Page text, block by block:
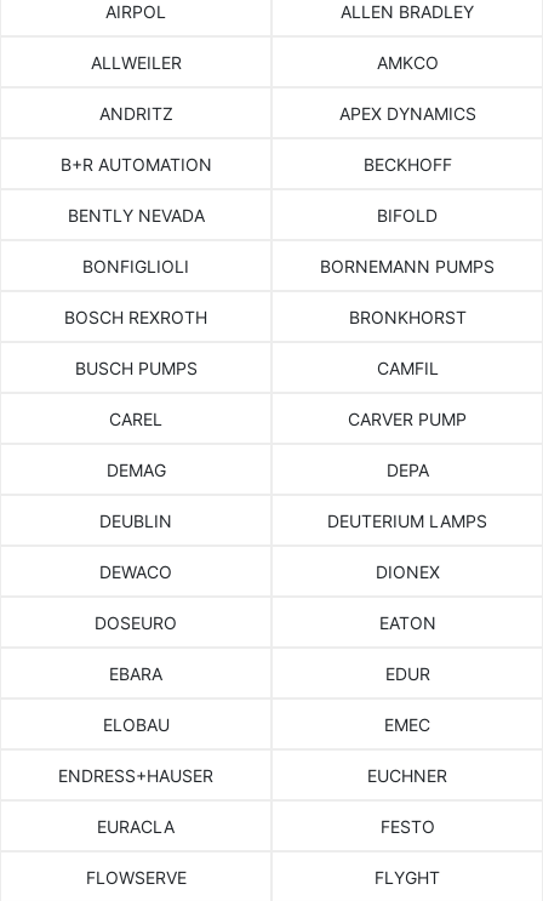
AIRPOL ALLEN BRADLEY
ALLWEILER AMKCO
ANDRITZ APEX DYNAMICS
B+R AUTOMATION BECKHOFF
BENTLY NEVADA BIFOLD
BONFIGLIOLI BORNEMANN PUMPS
BOSCH REXROTH BRONKHORST
BUSCH PUMPS CAMFIL
CAREL CARVER PUMP
DEMAG DEPA
DEUBLIN DEUTERIUM LAMPS
DEWACO DIONEX
DOSEURO EATON
EBARA EDUR
ELOBAU EMEC
ENDRESS+HAUSER EUCHNER
EURACLA FESTO
FLOWSERVE FLYGHT